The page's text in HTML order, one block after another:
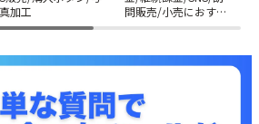
- フォーム作成/顧客管理/サブスク/豊富な決
イト埋め込み可能/月額0円～
期&月額0円/自動引落し/SNS×決済ページで簡
ルで支払い・請求書作成も可能なオンライン
真加工
問販売/小売におすす
め